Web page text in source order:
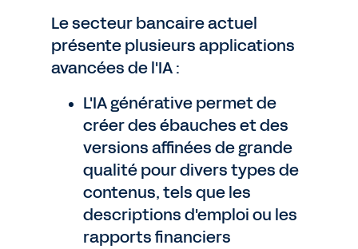
Le secteur bancaire actuel
présente plusieurs applications
avancées de l'IA :
L'IA générative permet de
créer des ébauches et des
versions affinées de grande
qualité pour divers types de
contenus, tels que les
descriptions d'emploi ou les
rapports financiers